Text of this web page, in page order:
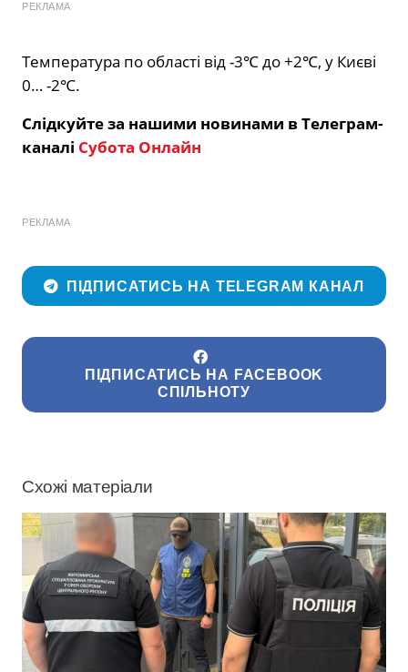
РЕКЛАМА
Температура по області від -3℃ до +2℃, у Києві
0… -2℃.
Слідкуйте за нашими новинами в Телеграм-
каналі Субота Онлайн
РЕКЛАМА
ПІДПИСАТИСЬ НА TELEGRAM КАНАЛ
ПІДПИСАТИСЬ НА FACEBOOK
СПІЛЬНОТУ
Схожі матеріали